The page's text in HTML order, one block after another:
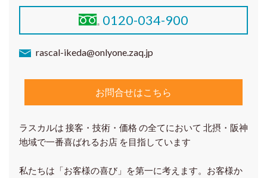
0120-034-900
rascal-ikeda@onlyone.zaq.jp
お問合せはこちら
ラスカルは 接客・技術・価格 の全てにおいて 北摂・阪神
地域で一番喜ばれるお店 を目指しています
私たちは「お客様の喜び」を第一に考えます。お客様か